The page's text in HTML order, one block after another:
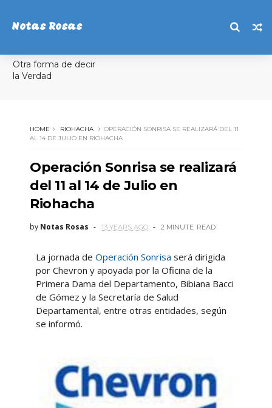
Notas Rosas
Otra forma de decir
la Verdad
HOME RIOHACHA
OPERACIÓN SONRISA SE REALIZARÁ DEL 11
AL 14 DE JULIO EN RIOHACHA
Operación Sonrisa se realizará
del 11 al 14 de Julio en
Riohacha
by Notas Rosas 13 YEARS AGO 2 MINUTE READ
La jornada de Operación Sonrisa será dirigida
por Chevron y apoyada por la Oficina de la
Primera Dama del Departamento, Bibiana Bacci
de Gómez y la Secretaría de Salud
Departamental, entre otras entidades, según
se informó.